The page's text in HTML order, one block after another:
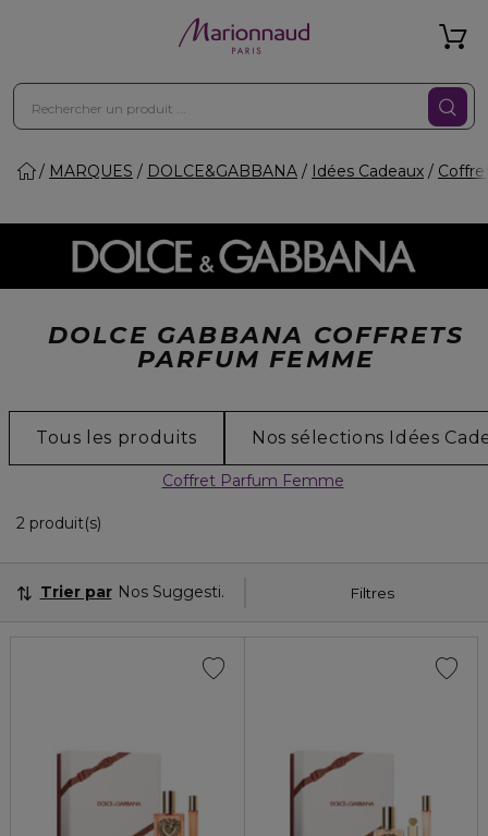
MARQUES DOLCE&GABBANA Idées Cadeaux
DOLCE GABBANA COFFRETS
PARFUM FEMME
Tous les produits Nos sélections Idées
Coffret Parfum Femme
2 produit(s)
Filtres
Trier par Nos Suggestions